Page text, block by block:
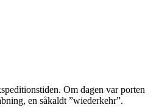
Om dagen var porten
en såkaldt ”wiederkehr”.